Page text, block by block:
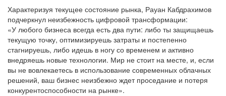
Характеризуя текущее состояние рынка, Рауан Кабдрахимов
подчеркнул неизбежность цифровой трансформации:
«У любого бизнеса всегда есть два пути: либо ты защищаешь
текущую точку, оптимизируешь затраты и постепенно
стагнируешь, либо идешь в ногу со временем и активно
внедряешь новые технологии. Мир не стоит на месте, и, если
вы не вовлекаетесь в использование современных облачных
решений, ваш бизнес неизбежно ждет проседание и потеря
конкурентоспособности на рынке».